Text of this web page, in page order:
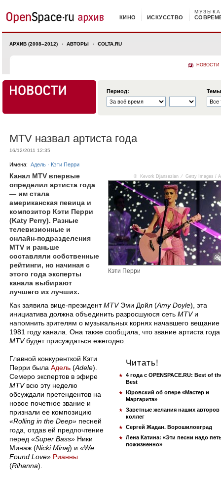
КИНО ИСКУССТВО
МУЗЫКА
АРХИВ (2008–2012) АВТОРЫ COLTA.RU
НОВОСТИ
Период:
MTV назвал артиста года
16/12/2011 12:35
Имена: Адель · Кэти Перри
© Kevork Djansezian ⁄ Getty Images /
Кэти Перри
Канал MTV впервые
определил артиста года
— им стала
американская певица и
композитор Кэти Перри
(Katy Perry). Разные
телевизионные и
онлайн-подразделения
MTV и раньше
составляли собственные
рейтинги, но начиная с
этого года эксперты
канала выбирают
лучшего из лучших.
​Как заявила вице-президентMTVЭми Дойл (Amy Doyle), эта
инициатива должна объединить разросшуюся сеть MTVи
напомнить зрителям о музыкальных корнях начавшего вещание
1981 году канала. Она также сообщила, что звание артиста года
MTVбудет присуждаться ежегодно.
Читать!
4 года с OPENSPACE.RU: Best of
Best
Юровский об опере «Мастер и
Маргарита»
Заветные желания наших авторов
коллег
Сергей Жадан. Ворошиловград
Лена Катина: «Эти песни надо
пожизненно»
Главной конкуренткой Кэти
Перри была Адель (Adele).
Семеро экспертов в эфире
MTVвсю эту неделю
обсуждали претендентов на
новое почетное звание и
признали ее композицию
«Rolling in the Deep» песней
года, отдав ей предпочтение
перед «Super Bass» Ники
Минаж (Nicki Minaj) и «We
Found Love» Рианны
(Rihanna).